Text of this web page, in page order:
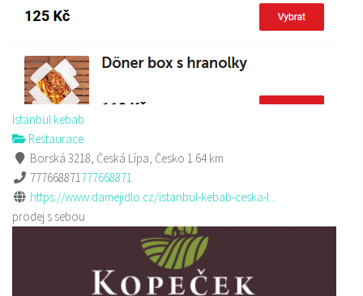
Istanbul kebab
Restaurace
Borská 3218, Česká Lípa, Česko 1.64 km
777668871777668871
https://www.damejidlo.cz/istanbul-kebab-ceska-l...
prodej s sebou